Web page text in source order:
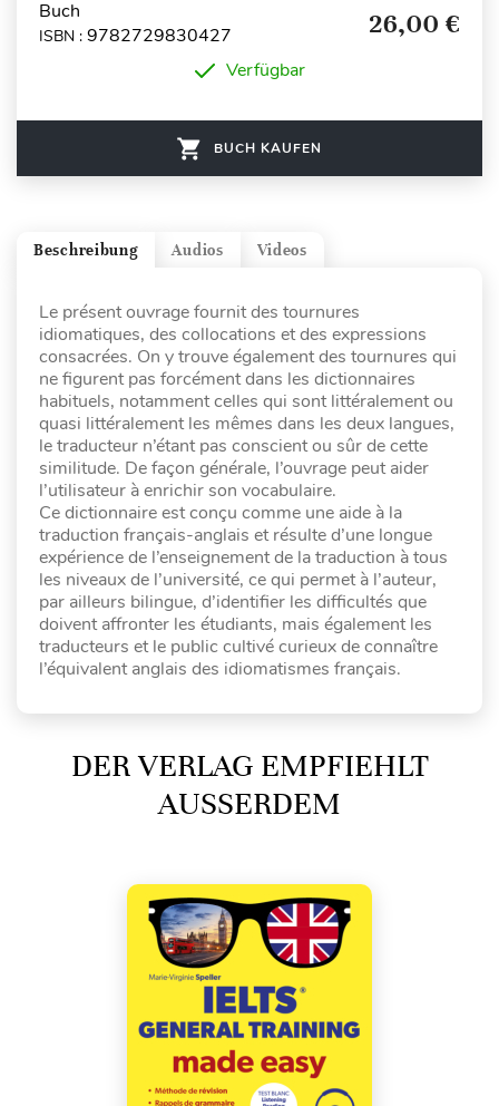
Buch
ISBN : 9782729830427 26,00 €
Verfügbar
BUCH KAUFEN
Videos
Audios
Beschreibung
Le présent ouvrage fournit des tournures
idiomatiques, des collocations et des expressions
consacrées. On y trouve également des tournures qui
ne figurent pas forcément dans les dictionnaires
habituels, notamment celles qui sont littéralement ou
quasi littéralement les mêmes dans les deux langues,
le traducteur n’étant pas conscient ou sûr de cette
similitude. De façon générale, l’ouvrage peut aider
l’utilisateur à enrichir son vocabulaire.
Ce dictionnaire est conçu comme une aide à la
traduction français-anglais et résulte d’une longue
expérience de l’enseignement de la traduction à tous
les niveaux de l’université, ce qui permet à l’auteur,
par ailleurs bilingue, d’identifier les difficultés que
doivent affronter les étudiants, mais également les
traducteurs et le public cultivé curieux de connaître
l’équivalent anglais des idiomatismes français.
DER VERLAG EMPFIEHLT
AUSSERDEM